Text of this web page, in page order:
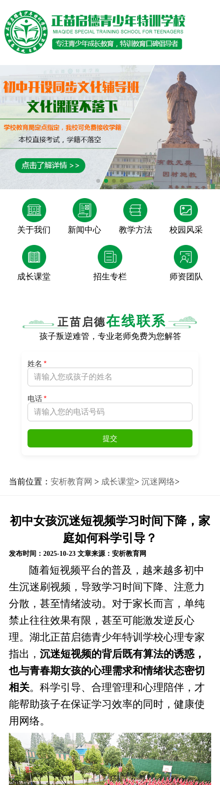
关于我们 新闻中心 教学方法 校园风采
成长课堂 招生专栏 师资团队
正苗启德在线联系
孩子叛逆难管，专业老师免费为您解答
姓名 *
电话*
提交
当前位置： 安析教育网 > 成长课堂> 沉迷网络>
初中女孩沉迷短视频学习时间下降，家
庭如何科学引导？
发布时间：2025-10-23 文章来源：安析教育网
随着短视频平台的普及，越来越多初中
生沉迷刷视频，导致学习时间下降、注意力
分散，甚至情绪波动。对于家长而言，单纯
禁止往往效果有限，甚至可能激发逆反心
理。湖北正苗启德青少年特训学校心理专家
指出， 沉迷短视频的背后既有算法的诱惑，
也与青春期女孩的心理需求和情绪状态密切
相关。科学引导、合理管理和心理陪伴，才
能帮助孩子在保证学习效率的同时，健康使
用网络。